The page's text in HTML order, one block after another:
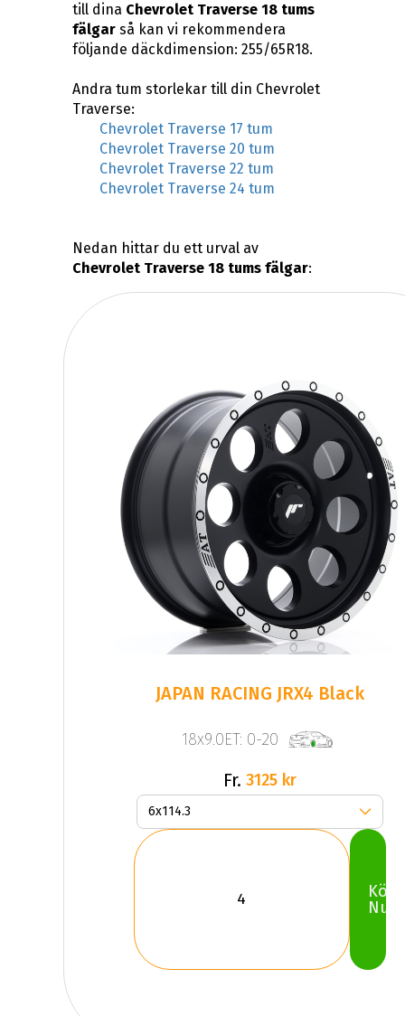
till dina Chevrolet Traverse 18 tums
fälgarså kan vi rekommendera
följande däckdimension: 255/65R18.
Andra tum storlekar till din Chevrolet
Traverse:
Chevrolet Traverse 17 tum
Chevrolet Traverse 20 tum
Chevrolet Traverse 22 tum
Chevrolet Traverse 24 tum
Nedan hittar du ett urval av
Chevrolet Traverse 18 tums fälgar:
JAPAN RACING JRX4 Black
18x9.0ET: 0-20
Fr. 3125 kr
Köp
Nu